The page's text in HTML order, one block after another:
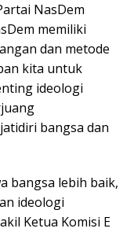
NasDem
memiliki
dan metode
kita untuk
ideologi
bangsa dan
bangsa lebih baik,
ideologi
Ketua Komisi E